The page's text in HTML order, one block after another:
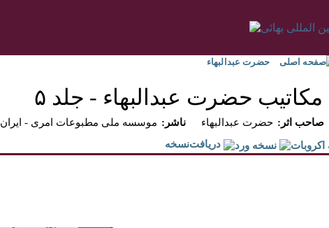
صفحه اصلی حضرت عبدالبهاء
مكاتيب حضرت عبدالبهاء - جلد ۵
موسسه ملی مطبوعات امری - ايران :ناشر حضرت عبدالبهاء
:صاحب اثر